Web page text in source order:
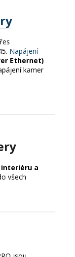
Napájení
Ethernet)
kamer
a
všech